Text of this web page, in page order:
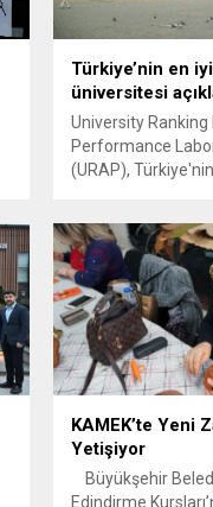
Türkiye’nin en
üniversitesi
University
Performance
(URAP),
KAMEK’te Yeni
Yetişiyor
Büyükşehir
Edindirme